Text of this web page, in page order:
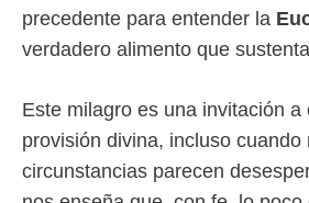
precedente para entender la
verdadero alimento que
Este milagro es una invitación a
provisión divina, incluso cuando
circunstancias parecen